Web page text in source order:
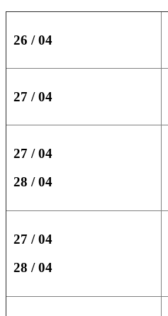
26 / 04
27 / 04
27 / 04
28 / 04
27 / 04
28 / 04